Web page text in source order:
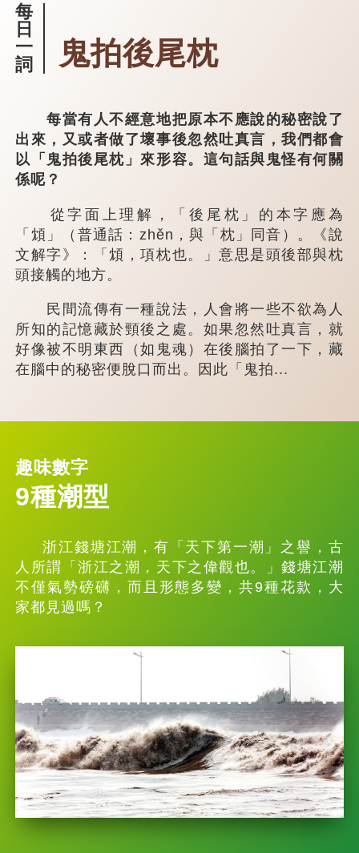
每
日
一
詞
鬼拍後尾枕
每當有人不經意地把原本不應說的秘密說了
出來，又或者做了壞事後忽然吐真言，我們都會
以「鬼拍後尾枕」來形容。這句話與鬼怪有何關
係呢？
從字面上理解，「後尾枕」的本字應為
「䪴」（普通話：zhěn，與「枕」同音）。《說
文解字》：「䪴，項枕也。」意思是頭後部與枕
頭接觸的地方。
民間流傳有一種說法，人會將一些不欲為人
所知的記憶藏於頸後之處。如果忽然吐真言，就
好像被不明東西（如鬼魂）在後腦拍了一下，藏
在腦中的秘密便脫口而出。因此「鬼拍...
趣味數字
9種潮型
浙江錢塘江潮，有「天下第一潮」之譽，古
人所謂「浙江之潮，天下之偉觀也。」錢塘江潮
不僅氣勢磅礴，而且形態多變，共9種花款，大
家都見過嗎？